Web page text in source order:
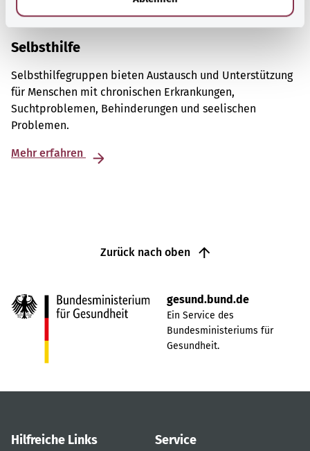
Selbsthilfe
Selbsthilfegruppen bieten Austausch und Unterstützung
für Menschen mit chronischen Erkrankungen,
Suchtproblemen, Behinderungen und seelischen
Problemen.
Mehr erfahren
Zurück nach oben
gesund.bund.de
Ein Service des
Bundesministeriums für
Gesundheit.
Hilfreiche Links Service